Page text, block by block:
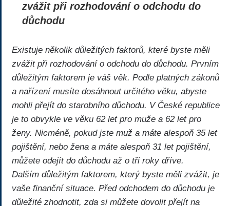
zvážit při rozhodování o odchodu do
důchodu
Existuje několik důležitých faktorů, které byste měli
zvážit při rozhodování o odchodu do důchodu. Prvním
důležitým faktorem je váš věk. Podle platných zákonů
a nařízení musíte dosáhnout určitého věku, abyste
mohli přejít do starobního důchodu. V České republice
je to obvykle ve věku 62 let pro muže a 62 let pro
ženy. Nicméně, pokud jste muž a máte alespoň 35 let
pojištění, nebo žena a máte alespoň 31 let pojištění,
můžete odejít do důchodu až o tři roky dříve.
Dalším důležitým faktorem, který byste měli zvážit, je
vaše finanční situace. Před odchodem do důchodu je
důležité zhodnotit, zda si můžete dovolit přejít na